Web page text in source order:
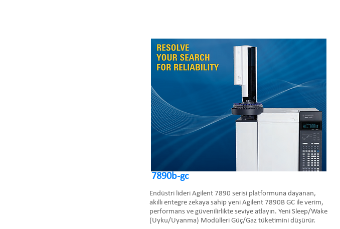
7890b-gc
Endüstri lideri Agilent 7890 serisi platformuna dayanan,
akıllı entegre zekaya sahip yeni Agilent 7890B GC ile verim,
performans ve güvenilirlikte seviye atlayın. Yeni Sleep/Wake
(Uyku/Uyanma) Modülleri Güç/Gaz tüketimini düşürür.